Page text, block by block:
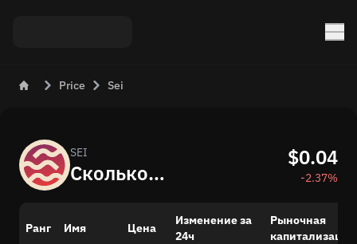
Price Sei
SEI
Сколько стоит Sei (SEI) сегодня
$0.04
-2.37%
Ранг Имя Цена
Изменение за
24ч
Рыночная
капитализация